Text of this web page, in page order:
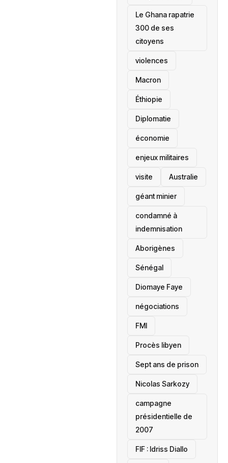
Le Ghana rapatrie
300 de ses
citoyens
violences
Macron
Éthiopie
Diplomatie
économie
enjeux militaires
visite ‎Australie
géant minier
condamné à
indemnisation
Aborigènes
Sénégal
Diomaye Faye
négociations
FMI
Procès libyen
Sept ans de prison
Nicolas Sarkozy
campagne
présidentielle de
2007
‎FIF : Idriss Diallo